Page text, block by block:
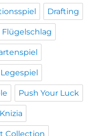
Drafting
Flügelschlag
Legespiel
Push Your Luck
Collection